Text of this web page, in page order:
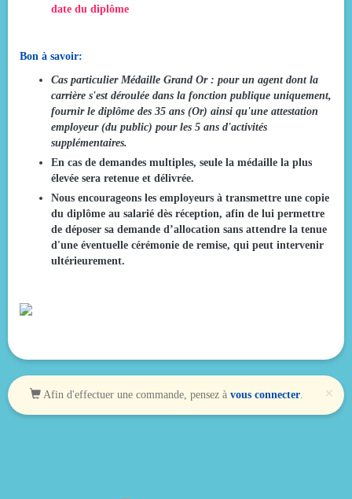
date du diplôme
Bon à savoir:
Cas particulier Médaille Grand Or : pour un agent dont la
carrière s'est déroulée dans la fonction publique uniquement,
fournir le diplôme des 35 ans (Or) ainsi qu'une attestation
employeur (du public) pour les 5 ans d'activités
supplémentaires.
En cas de demandes multiples, seule la médaille la plus
élevée sera retenue et délivrée.
Nous encourageons les employeurs à transmettre une copie
du diplôme au salarié dès réception, afin de lui permettre
de déposer sa demande d’allocation sans attendre la tenue
d'une éventuelle cérémonie de remise, qui peut intervenir
ultérieurement.​
×
Afin d'effectuer une commande, pensez à vous connecter